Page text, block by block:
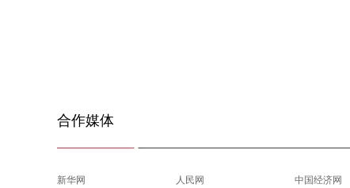
合作媒体
新华网 人民网 中国经济网